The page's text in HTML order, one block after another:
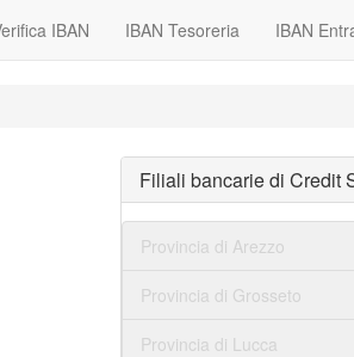
IBAN IBAN Tesoreria IBAN
Filiali bancarie di Credit
Provincia di Arezzo
Provincia di Grosseto
Provincia di Lucca